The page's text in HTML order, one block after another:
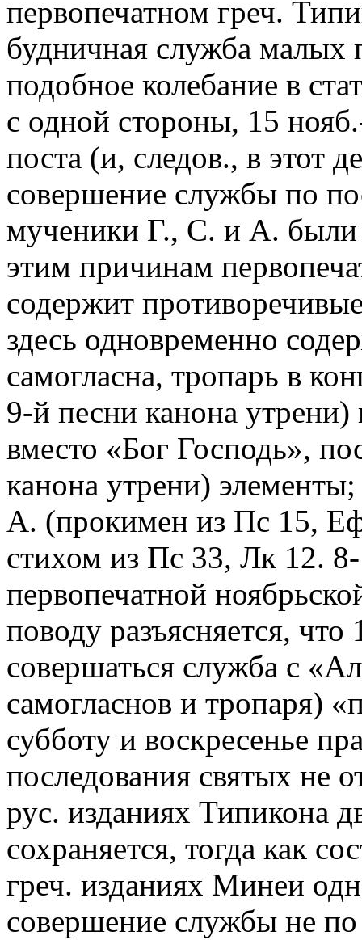
первопечатном греч.
будничная служба малых
подобное колебание в
с одной стороны, 15
поста (и, следов., в этот
совершение службы по
мученики Г., С. и А.
этим причинам
содержит
здесь одновременно
самогласна, тропарь в
9-й песни канона
вместо «Бог Господь»,
канона утрени)
А. (прокимен из Пс 15,
стихом из Пс 33, Лк 12.
первопечатной
поводу разъясняется,
совершаться служба с
самогласнов и тропаря)
субботу и воскресенье
последования святых не
рус. изданиях Типикона
сохраняется, тогда как
греч. изданиях Минеи
совершение службы не